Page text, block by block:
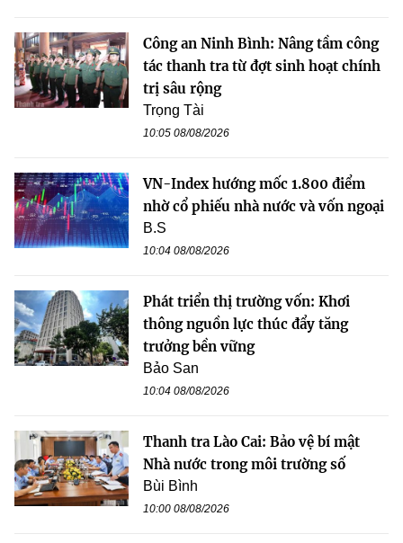
Công an Ninh Bình: Nâng tầm công
tác thanh tra từ đợt sinh hoạt chính
trị sâu rộng
Trọng Tài
10:05 08/08/2026
VN-Index hướng mốc 1.800 điểm
nhờ cổ phiếu nhà nước và vốn ngoại
B.S
10:04 08/08/2026
Phát triển thị trường vốn: Khơi
thông nguồn lực thúc đẩy tăng
trưởng bền vững
Bảo San
10:04 08/08/2026
Thanh tra Lào Cai: Bảo vệ bí mật
Nhà nước trong môi trường số
Bùi Bình
10:00 08/08/2026